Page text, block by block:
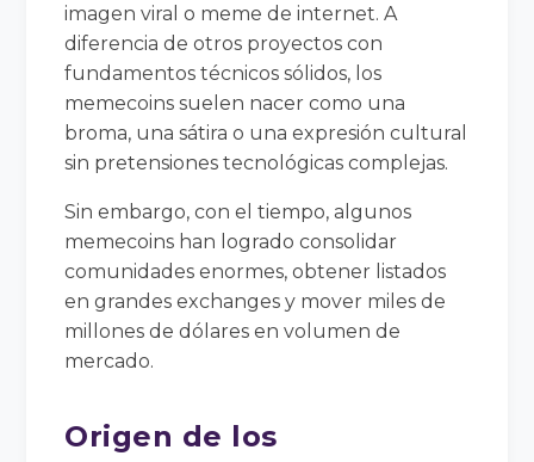
imagen viral o meme de internet. A
diferencia de otros proyectos con
fundamentos técnicos sólidos, los
memecoins suelen nacer como una
broma, una sátira o una expresión cultural
sin pretensiones tecnológicas complejas.
Sin embargo, con el tiempo, algunos
memecoins han logrado consolidar
comunidades enormes, obtener listados
en grandes exchanges y mover miles de
millones de dólares en volumen de
mercado.
Origen de los